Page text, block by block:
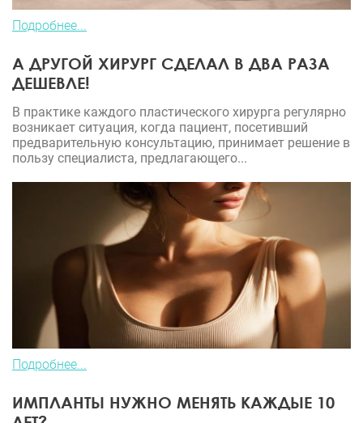
Подробнее...
А ДРУГОЙ ХИРУРГ СДЕЛАЛ В ДВА РАЗА
ДЕШЕВЛЕ!
В практике каждого пластического хирурга регулярно
возникает ситуация, когда пациент, посетивший
предварительную консультацию, принимает решение в
пользу специалиста, предлагающего...
Подробнее...
ИМПЛАНТЫ НУЖНО МЕНЯТЬ КАЖДЫЕ 10